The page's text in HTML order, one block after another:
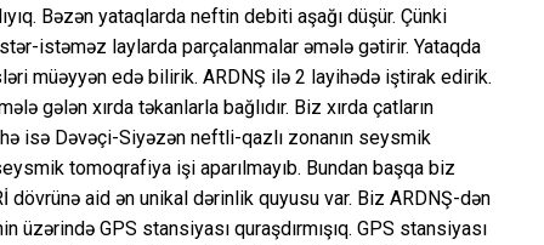
Bəzən yataqlarda neftin debiti aşağı düşür. Çünki
istəməz laylarda parçalanmalar əmələ gətirir. Yataqda
müəyyən edə bilirik. ARDNŞ ilə 2 layihədə iştirak edirik.
gələn xırda təkanlarla bağlıdır. Biz xırda çatların
isə Dəvəçi-Siyəzən neftli-qazlı zonanın seysmik
tomoqrafiya işi aparılmayıb. Bundan başqa biz
dövrünə aid ən unikal dərinlik quyusu var. Biz ARDNŞ-dən
üzərində GPS stansiyası quraşdırmışıq. GPS stansiyası